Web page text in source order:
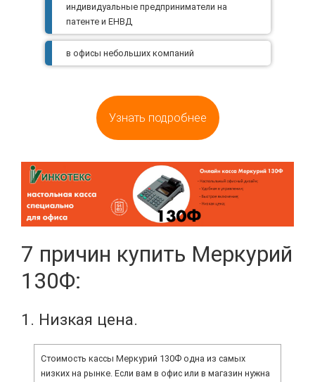
индивидуальные предприниматели на
патенте и ЕНВД
в офисы небольших компаний
Узнать подробнее
7 причин купить Меркурий
130Ф:
1. Низкая цена.
Стоимость кассы Меркурий 130Ф одна из самых
низких на рынке. Если вам в офис или в магазин нужна